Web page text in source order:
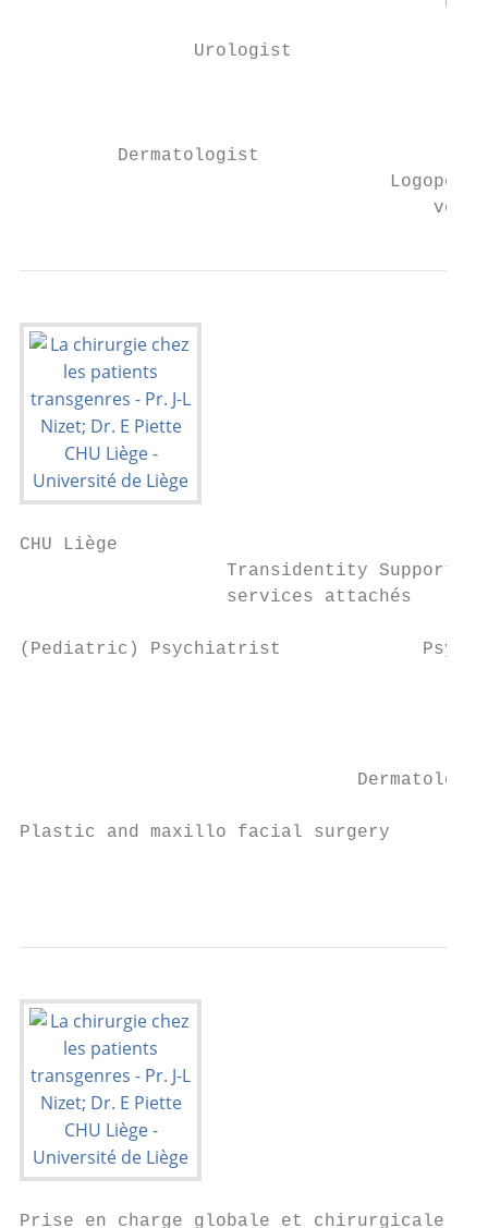
Urologist
         Dermatologist
CHU Liège
Transidentity Support
                   services attachés
(Pediatric) Psychiatrist
Plastic and maxillo facial surgery
Prise en charge globale et chirurgicale